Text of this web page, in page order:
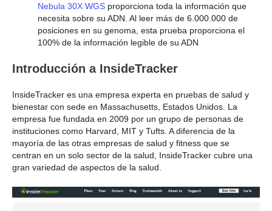
Nebula 30X WGS proporciona toda la información que
necesita sobre su ADN. Al leer más de 6.000.000 de
posiciones en su genoma, esta prueba proporciona el
100% de la información legible de su ADN
Introducción a InsideTracker
InsideTracker es una empresa experta en pruebas de salud y
bienestar con sede en Massachusetts, Estados Unidos. La
empresa fue fundada en 2009 por un grupo de personas de
instituciones como Harvard, MIT y Tufts. A diferencia de la
mayoría de las otras empresas de salud y fitness que se
centran en un solo sector de la salud, InsideTracker cubre una
gran variedad de aspectos de la salud.